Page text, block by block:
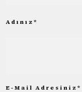
Adınız *
E-Mail Adresiniz *